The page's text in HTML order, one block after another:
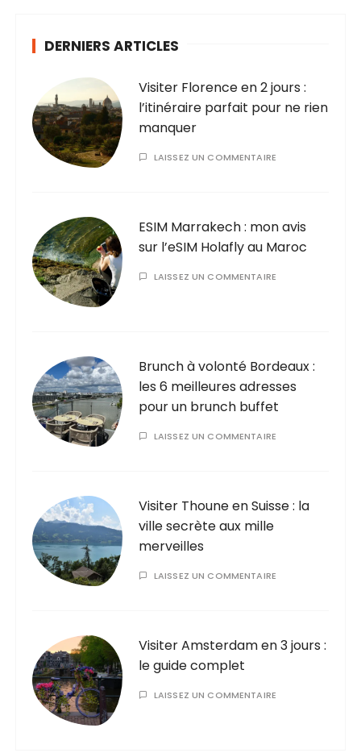
DERNIERS ARTICLES
Visiter Florence en 2 jours :
l’itinéraire parfait pour ne rien
manquer
LAISSEZ UN COMMENTAIRE
ESIM Marrakech : mon avis
sur l’eSIM Holafly au Maroc
LAISSEZ UN COMMENTAIRE
Brunch à volonté Bordeaux :
les 6 meilleures adresses
pour un brunch buffet
LAISSEZ UN COMMENTAIRE
Visiter Thoune en Suisse : la
ville secrète aux mille
merveilles
LAISSEZ UN COMMENTAIRE
Visiter Amsterdam en 3 jours :
le guide complet
LAISSEZ UN COMMENTAIRE